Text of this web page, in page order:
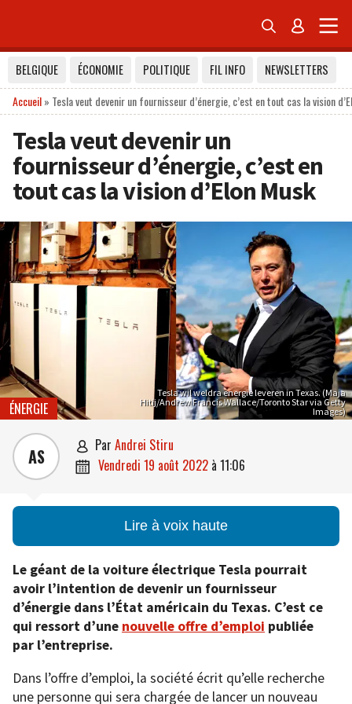
 
BELGIQUE ÉCONOMIE POLITIQUE FIL INFO
NEWSLETTERS
Accueil» Tesla veut devenir un fournisseur d’énergie, c’est en tout cas la vision
Tesla veut devenir un
fournisseur d’énergie, c’est en
tout cas la vision d’Elon Musk
Tesla wil weldra energie leveren in Texas. (Maja
Hitij/Andrew Francis Wallace/Toronto Star via Getty
Images)
ÉNERGIE
AS  par Andrei Stiru
 vendredi 19 août 2022 à 11:06
Lire à voix haute
Le géant de la voiture électrique Tesla pourrait
avoir l’intention de devenir un fournisseur
d’énergie dans l’État américain du Texas. C’est ce
qui ressort d’une nouvelle offre d’emploi publiée
par l’entreprise.
Dans l’offre d’emploi, la société écrit qu’elle recherche
une personne qui sera chargée de lancer un nouveau